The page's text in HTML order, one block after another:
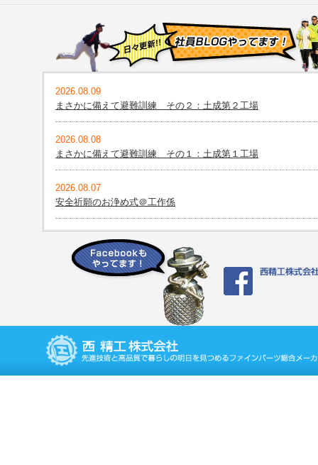
2026.08.09
まさかに備えて避難訓練 その２：土成第２工場
2026.08.08
まさかに備えて避難訓練 その１：土成第１工場
2026.08.07
安全祈願のお浄め式＠工作係